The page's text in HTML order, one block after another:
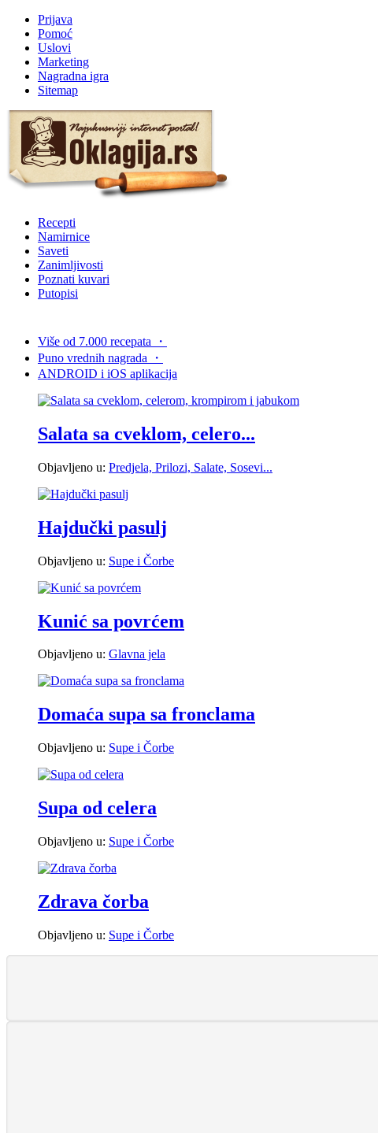
Prijava
Pomoć
Uslovi
Marketing
Nagradna igra
Sitemap
Recepti
Namirnice
Saveti
Zanimljivosti
Poznati kuvari
Putopisi
Više od 7.000 recepata ・
Puno vrednih nagrada ・
ANDROID i iOS aplikacija
Salata sa cveklom, celero...
Objavljeno u: Predjela, Prilozi, Salate, Sosevi...
Hajdučki pasulj
Objavljeno u: Supe i Čorbe
Kunić sa povrćem
Objavljeno u: Glavna jela
Domaća supa sa fronclama
Objavljeno u: Supe i Čorbe
Supa od celera
Objavljeno u: Supe i Čorbe
Zdrava čorba
Objavljeno u: Supe i Čorbe